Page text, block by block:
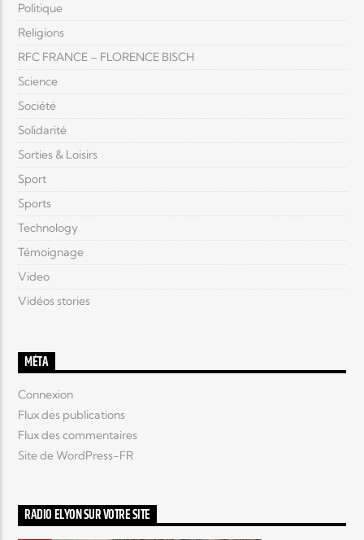
Politique
Religions
RFC FRANCE – FLORENCE BISCH
Science
Société
Solidarité
Sorties & Loisirs
Sport
Sports
Technology
Témoignage
Video
Vidéos stories
MÉTA
Connexion
Flux des publications
Flux des commentaires
Site de WordPress-FR
RADIO ELYON SUR VOTRE SITE